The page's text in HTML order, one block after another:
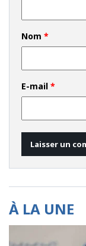
Nom *
E-mail *
À LA UNE